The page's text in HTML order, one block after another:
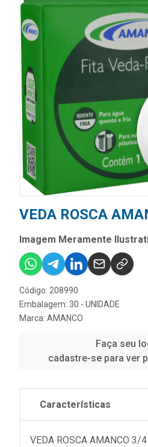
VEDA ROSCA
Imagem Meramente
Código: 208990
Embalagem: 30 - UNIDADE
Marca: AMANCO
Faça seu
cadastre-se para ver
Características
VEDA ROSCA AMANCO 3/